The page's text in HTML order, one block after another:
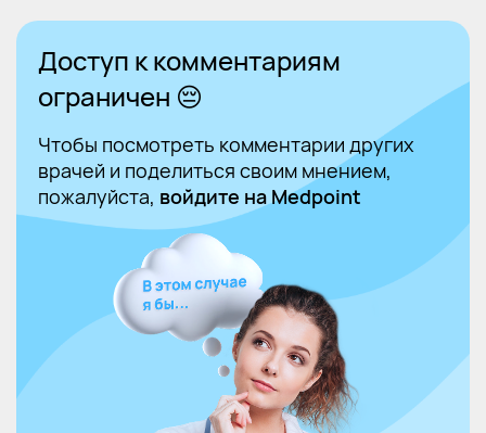
Доступ к комментариям
ограничен 😔
Чтобы посмотреть комментарии других
врачей и поделиться своим мнением,
пожалуйста, войдите на Medpoint